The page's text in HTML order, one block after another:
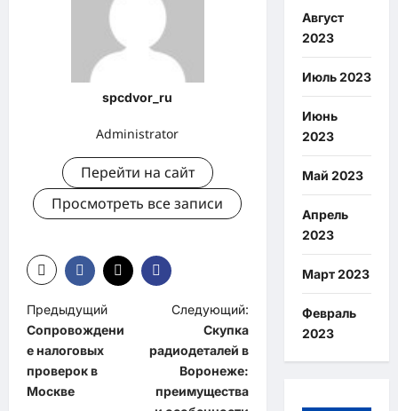
spcdvor_ru
Administrator
Перейти на сайт
Просмотреть все записи
Н
а
в
и
Предыдущий
Сопровождени
е налоговых
проверок в
Москве
Следующий:
Скупка
радиодеталей в
Воронеже:
преимущества
Август
2023
Июль 2023
Июнь
2023
Май 2023
Апрель
2023
Март 2023
Февраль
2023